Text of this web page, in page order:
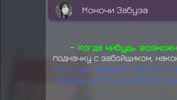
Момочи Забуза
- Когда нибудь
подначку с забойщиком,
того не прибьет второго,
поверю, что ты такой же,